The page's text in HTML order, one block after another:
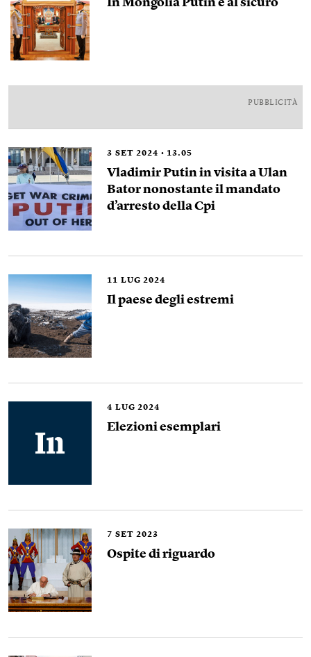
In Mongolia Putin è al sicuro
PUBBLICITÀ
3 SET 2024 13.05
Vladimir Putin in visita a Ulan
Bator nonostante il mandato
d’arresto della Cpi
11 LUG 2024
Il paese degli estremi
4 LUG 2024
Elezioni esemplari
7 SET 2023
Ospite di riguardo